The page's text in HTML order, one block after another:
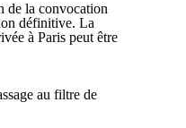
de la convocation
définitive. La
à Paris peut être
au filtre de